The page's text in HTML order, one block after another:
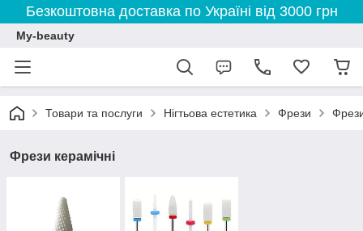
Безкоштовна доставка по Україні від 3000 грн
My-beauty
Товари та послуги Нігтьова естетика Фрези
Фрези керамічні